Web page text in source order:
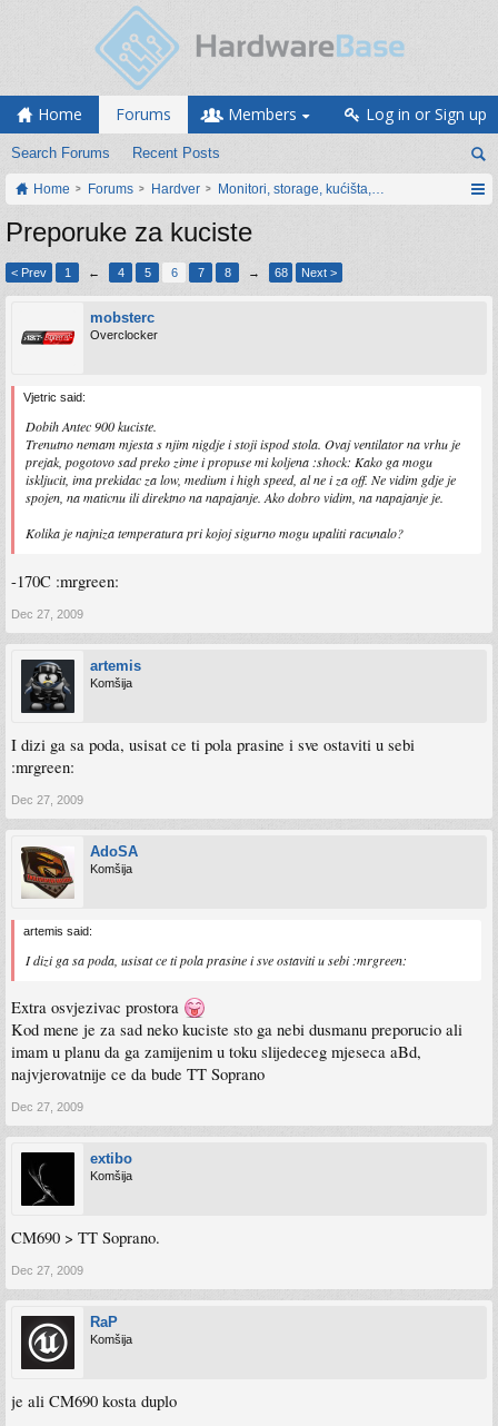
Home Forums
Search Forums Recent Posts
Members Log in or Sign up
Home Forums Hardver Monitori, storage, kućišta, periferija
Preporuke za kuciste
< Prev 1 ← 4 5 6 7 8 → 68 Next >
mobsterc
Overclocker
Vjetric said:
Dobih Antec 900 kuciste.
Trenutno nemam mjesta s njim nigdje i stoji ispod stola. Ovaj ventilator na vrhu je
prejak, pogotovo sad preko zime i propuse mi koljena :shock: Kako ga mogu
iskljucit, ima prekidac za low, medium i high speed, al ne i za off. Ne vidim gdje je
spojen, na maticnu ili direktno na napajanje. Ako dobro vidim, na napajanje je.
Kolika je najniza temperatura pri kojoj sigurno mogu upaliti racunalo?
-170C :mrgreen:
Dec 27, 2009
artemis
Komšija
I dizi ga sa poda, usisat ce ti pola prasine i sve ostaviti u sebi
:mrgreen:
Dec 27, 2009
AdoSA
Komšija
artemis said:
I dizi ga sa poda, usisat ce ti pola prasine i sve ostaviti u sebi :mrgreen:
Extra osvjezivac prostora
Kod mene je za sad neko kuciste sto ga nebi dusmanu preporucio ali
imam u planu da ga zamijenim u toku slijedeceg mjeseca aBd,
najvjerovatnije ce da bude TT Soprano
Dec 27, 2009
extibo
Komšija
CM690 > TT Soprano.
Dec 27, 2009
RaP
Komšija
je ali CM690 kosta duplo